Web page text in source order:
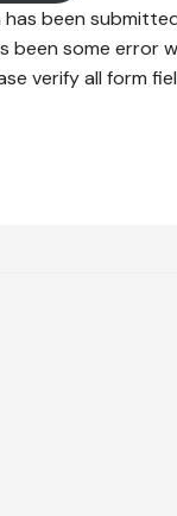
has been
been some error
verify all form